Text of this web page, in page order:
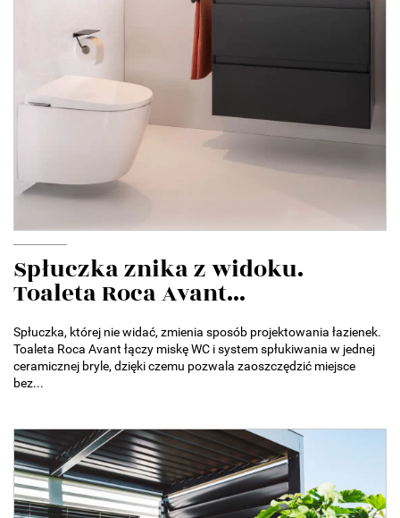
Spłuczka znika z widoku.
Toaleta Roca Avant...
Spłuczka, której nie widać, zmienia sposób projektowania łazienek.
Toaleta Roca Avant łączy miskę WC i system spłukiwania w jednej
ceramicznej bryle, dzięki czemu pozwala zaoszczędzić miejsce
bez...